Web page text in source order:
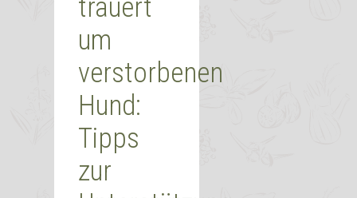
trauert
um
verstorbenen
Hund:
Tipps
zur